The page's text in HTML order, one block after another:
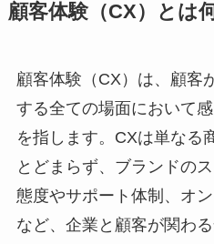
顧客体験（CX）とは
顧客体験（CX）は、顧客
する全ての場面において
を指します。CXは単なる
とどまらず、ブランドの
態度やサポート体制、オ
など、企業と顧客が関わ